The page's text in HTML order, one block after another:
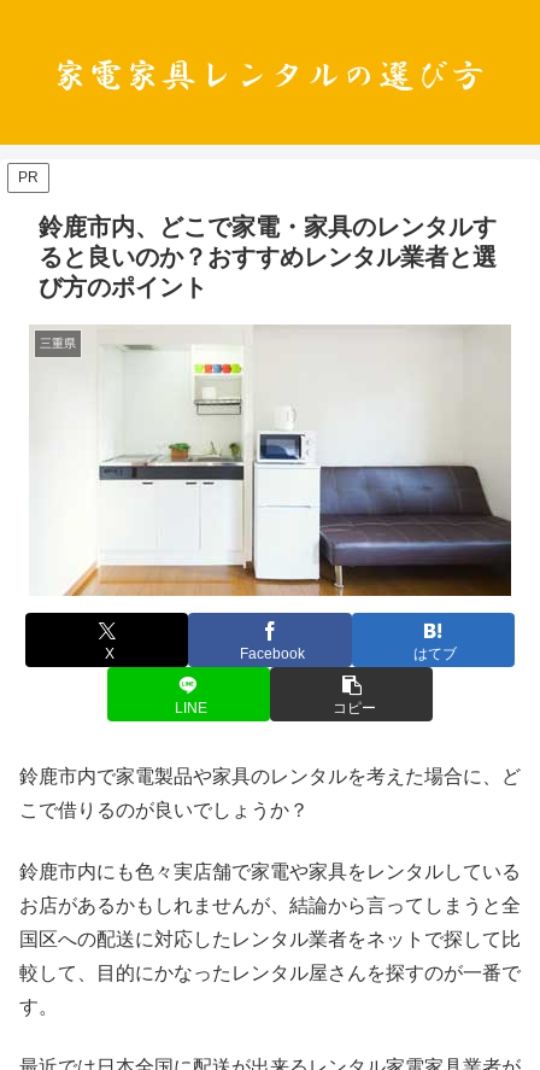
PR
鈴鹿市内、どこで家電・家具のレンタルす
ると良いのか？おすすめレンタル業者と選
び方のポイント
三重県
X Facebook はてブ
LINE コピー
鈴鹿市内で家電製品や家具のレンタルを考えた場合に、ど
こで借りるのが良いでしょうか？
鈴鹿市内にも色々実店舗で家電や家具をレンタルしている
お店があるかもしれませんが、結論から言ってしまうと全
国区への配送に対応したレンタル業者をネットで探して比
較して、目的にかなったレンタル屋さんを探すのが一番で
す。